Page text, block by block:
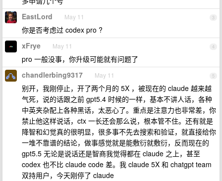
3
EastLord May 11
你是否考虑过 codex pro ?
4
xFrye May 11
pro 一般没事，你升级可能就有问题了
5
chandlerbing9317 May 11
别开，我刚停止，开了两个月的 5X ，被现在的 claude 越来越
气死，说的话跟之前 gpt5.4 时候的一样，基本不讲人话，各种
中英夹杂配上各种黑话，太恶心了。重点是注意力也非常差，你
禁止他这样说话，ctx 一长还会那么说，根本管不住。还有就是
降智和幻觉真的很明显，很多事不先去搜索和验证，就直接给你
一堆不靠谱的结论，做事感觉就是能敷衍就敷衍，反而现在的
gpt5.5 无论是说话还是智商我觉得都在 claude 之上，甚至
codex 也不比 claude code 差。我 claude 5X 和 chatgpt team
双持用户，今天刚停了 claude